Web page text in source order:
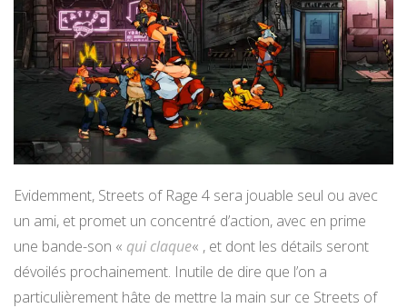
Evidemment, Streets of Rage 4 sera jouable seul ou avec
un ami, et promet un concentré d’action, avec en prime
une bande-son « qui claque« , et dont les détails seront
dévoilés prochainement. Inutile de dire que l’on a
particulièrement hâte de mettre la main sur ce Streets of